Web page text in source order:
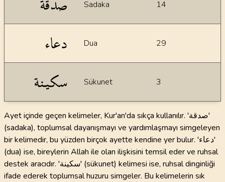
Sadaka 14
دعاء Dua 29
سكينة Sükunet 3
Ayet içinde geçen kelimeler, Kur'an'da sıkça kullanılır. 'صدقة'
(sadaka), toplumsal dayanışmayı ve yardımlaşmayı simgeleyen
bir kelimedir, bu yüzden birçok ayette kendine yer bulur. 'دعاء'
(dua) ise, bireylerin Allah ile olan ilişkisini temsil eder ve ruhsal
destek aracıdır. 'سكينة' (sükunet) kelimesi ise, ruhsal dinginliği
ifade ederek toplumsal huzuru simgeler. Bu kelimelerin sık